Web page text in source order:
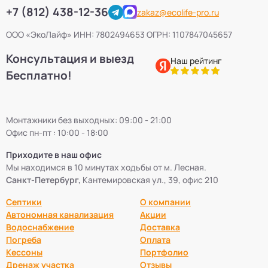
Септики БиоПурит 5
Септики БиоДевaйс 39
Септики Топас-С 34
Септики Оптима
Септики БиоДека 28
Септики Генезис
+7 (812) 438-12-36
zakaz@ecolife-pro.ru
ООО «ЭкоЛайф» ИНН: 7802494653 ОГРН: 1107847045657
Консультация и выезд
Бесплатно!
Наш рейтинг
Монтажники без выходных: 09:00 - 21:00
Офис пн-пт : 10:00 - 18:00
Приходите в наш офис
Мы находимся в 10 минутах ходьбы от м. Лесная.
Санкт-Петербург, Кантемировская ул., 39, офис 210
Септики
Автономная канализация
Водоснабжение
Погреба
Кессоны
Дренаж участка
О компании
Акции
Доставка
Оплата
Портфолио
Отзывы